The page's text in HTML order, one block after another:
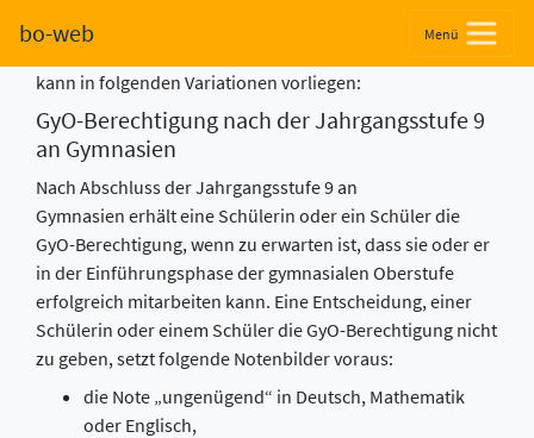
bo-web Menü
Die Berechtigung zum Besuch der Gymnasialen Oberstufe
kann in folgenden Variationen vorliegen:
GyO-Berechtigung nach der Jahrgangsstufe 9
an Gymnasien
Nach Abschluss der Jahrgangsstufe 9 an
Gymnasien erhält eine Schülerin oder ein Schüler die
GyO-Berechtigung, wenn zu erwarten ist, dass sie oder er
in der Einführungsphase der gymnasialen Oberstufe
erfolgreich mitarbeiten kann. Eine Entscheidung, einer
Schülerin oder einem Schüler die GyO-Berechtigung nicht
zu geben, setzt folgende Notenbilder voraus:
die Note „ungenügend“ in Deutsch, Mathematik
oder Englisch,